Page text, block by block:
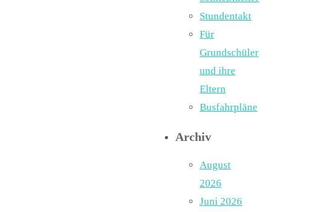
Stundentakt
Für
Grundschüler
und ihre
Eltern
Busfahrpläne
Archiv
August
2026
Juni 2026